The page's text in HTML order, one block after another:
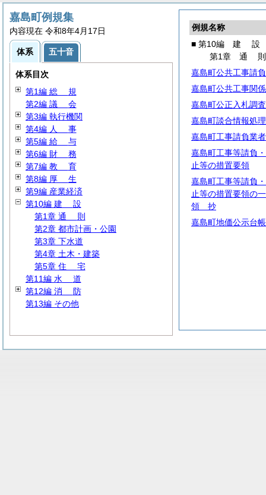
例規名称
■ 第10編 建 設
第1章 通 則
嘉島町公共工事請
嘉島町公共工事関
嘉島町公正入札調
嘉島町談合情報処
嘉島町工事請負業
嘉島町工事等請負
止等の措置要領
嘉島町工事等請負
止等の措置要領の
領 抄
嘉島町地価公示台
嘉島町例規集
内容現在 令和8年4月17日
体系 五十音
体系目次
第1編 総 規
第2編 議 会
第3編 執行機関
第4編 人 事
第5編 給 与
第6編 財 務
第7編 教 育
第8編 厚 生
第9編 産業経済
第10編 建 設
第1章 通 則
第2章 都市計画・公園
第3章 下水道
第4章 土木・建築
第5章 住 宅
第11編 水 道
第12編 消 防
第13編 その他